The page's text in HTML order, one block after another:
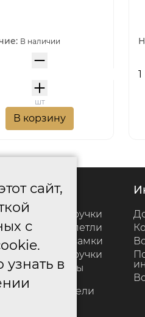
В наличии
шт
В корзину
каталог
Дверные ручки
Дверные петли
Дверные замки
Оконные ручки
Аксессуары
Дверные
ограничители
сайт,
с
в